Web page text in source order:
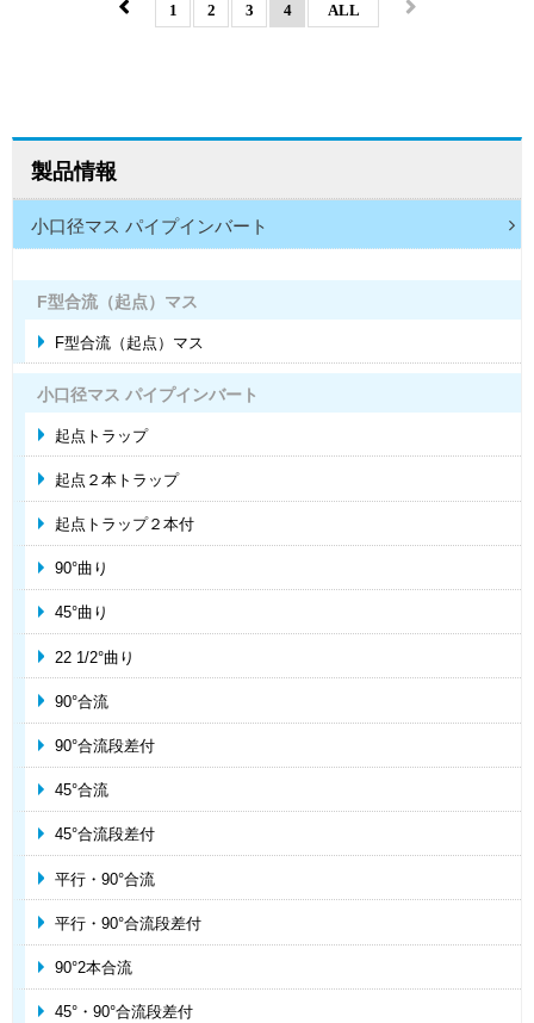
1 2 3 4 ALL
製品情報
小口径マス パイプインバート
F型合流（起点）マス
F型合流（起点）マス
小口径マス パイプインバート
起点トラップ
起点２本トラップ
起点トラップ２本付
90°曲り
45°曲り
22 1/2°曲り
90°合流
90°合流段差付
45°合流
45°合流段差付
平行・90°合流
平行・90°合流段差付
90°2本合流
45°・90°合流段差付